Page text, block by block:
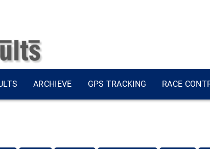
ARCHIEVE GPS TRACKING RACE